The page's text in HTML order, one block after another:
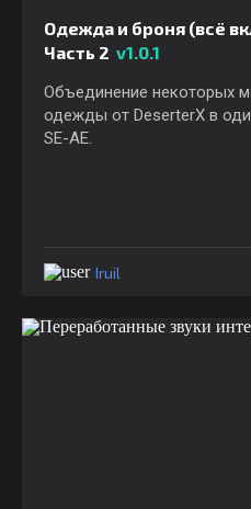
Одежда и броня (всё
Часть 2 v1.0.1
Объединение некоторых
одежды от DeserterX в
SE-АЕ.
Iruil